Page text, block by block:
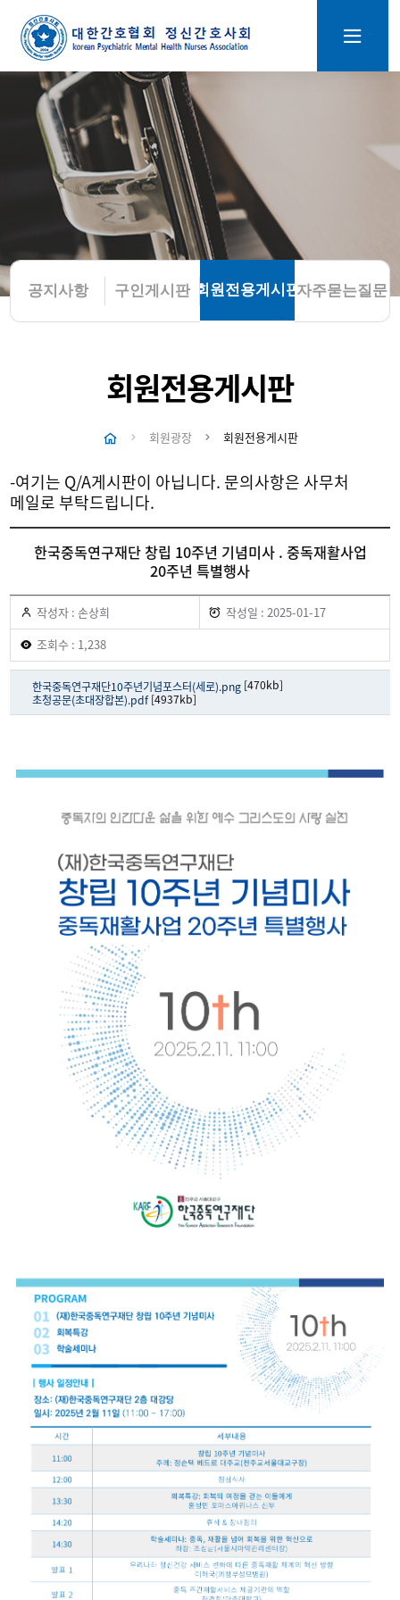
공지사항 구인게시판 회원전용게시판자주묻는질문
회원전용게시판
회원광장 회원전용게시판
-여기는 Q/A게시판이 아닙니다. 문의사항은 사무처
메일로 부탁드립니다.
한국중독연구재단 창립 10주년 기념미사 . 중독재활사업
20주년 특별행사
작성자 : 손상희
작성일 : 2025-01-17
조회수 : 1,238
한국중독연구재단10주년기념포스터(세로).png[470kb]
초청공문(초대장합본).pdf[4937kb]